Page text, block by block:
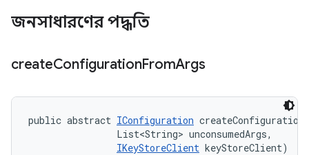
জনসাধারণের পদ্ধতি
createConfigurationFromArgs
public abstract IConfiguration
                List<String> unconsumedArgs,
IKeyStoreClient keyStoreClient)